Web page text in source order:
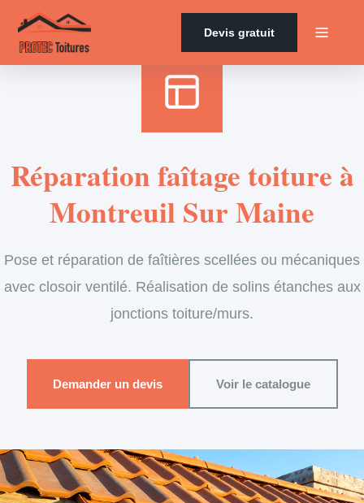
Devis gratuit
Réparation faîtage toiture à
Montreuil Sur Maine
Pose et réparation de faîtières scellées ou mécaniques
avec closoir ventilé. Réalisation de solins étanches aux
jonctions toiture/murs.
Demander un devis Voir le catalogue